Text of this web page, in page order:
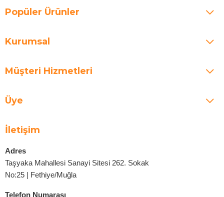
Popüler Ürünler
Kurumsal
Müşteri Hizmetleri
Üye
İletişim
Adres
Taşyaka Mahallesi Sanayi Sitesi 262. Sokak
No:25 | Fethiye/Muğla
Telefon Numarası